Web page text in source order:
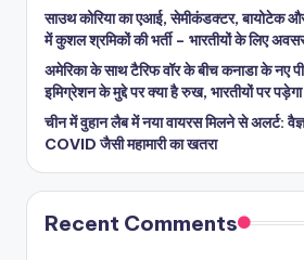
साउथ कोरिया का एआई, सेमीकंडक्टर, बायोटेक
में कुशल श्रमिकों की भर्ती – भारतीयों के लिए
अमेरिका के साथ टैरिफ वॉर के बीच कनाडा के नए
इमिग्रेशन के मुद्दे पर क्या है रुख, भारतीयों पर
चीन में वुहान लैब में नया वायरस मिलने से अलर्ट:
COVID जैसी महामारी का खतरा
Recent Comments